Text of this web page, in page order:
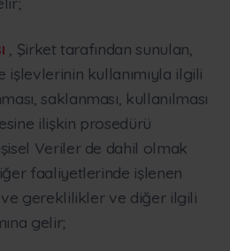
, Şirket tarafından sunulan,
işlevlerinin kullanımıyla ilgili
saklanması, kullanılması
ilişkin prosedürü
Veriler de dahil olmak
faaliyetlerinde işlenen
gereklilikler ve diğer ilgili
gelir;